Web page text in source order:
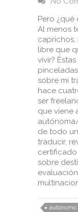
Pero ¿qué
Al menos
caprichos.
libre que
vivir?
sobre mi
hace
ser
que viene
de todo
traducir,
sobre
autónomo